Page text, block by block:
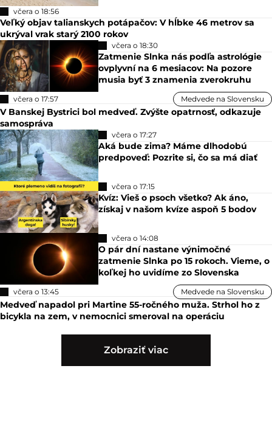
včera o 18:56
Veľký objav talianskych potápačov: V hĺbke 46 metrov sa
ukrýval vrak starý 2100 rokov
včera o 18:30
Zatmenie Slnka nás podľa astrológie
ovplyvní na 6 mesiacov: Na pozore
musia byť 3 znamenia zverokruhu
včera o 17:57 Medvede na Slovensku
V Banskej Bystrici bol medveď. Zvýšte opatrnosť, odkazuje
samospráva
včera o 17:27
Aká bude zima? Máme dlhodobú
predpoveď: Pozrite si, čo sa má diať
včera o 17:15
Kvíz: Vieš o psoch všetko? Ak áno,
získaj v našom kvíze aspoň 5 bodov
včera o 14:08
O pár dní nastane výnimočné
zatmenie Slnka po 15 rokoch. Vieme, o
koľkej ho uvidíme zo Slovenska
včera o 13:45 Medvede na Slovensku
Medveď napadol pri Martine 55-ročného muža. Strhol ho z
bicykla na zem, v nemocnici smeroval na operáciu
Zobraziť viac